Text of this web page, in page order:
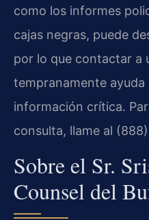
como los informes
cajas negras, puede
por lo que contactar a
tempranamente ayuda
información crítica.
consulta, llame al
Sobre el Sr.
Counsel del